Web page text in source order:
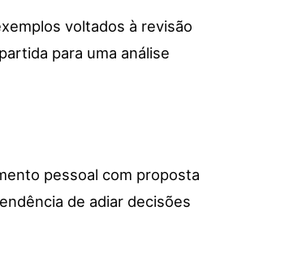
voltados à revisão
para uma análise
pessoal com proposta
de adiar decisões